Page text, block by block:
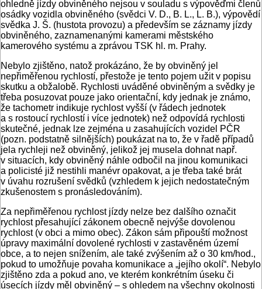
ohledně jízdy obviněného nejsou v souladu s výpověďmi členů
osádky vozidla obviněného (svědci V. D., B. L., L. B.), výpovědí
svědka J. Š. (hustota provozu) a především se záznamy jízdy
obviněného, zaznamenanými kamerami městského
kamerového systému a zprávou TSK hl. m. Prahy.
Nebylo zjištěno, natož prokázáno, že by obviněný jel
nepřiměřenou rychlostí, přestože je tento pojem užit v popisu
skutku a obžalobě. Rychlosti uváděné obviněným a svědky je
třeba posuzovat pouze jako orientační, kdy jednak je známo,
že tachometr indikuje rychlost vyšší (v řádech jednotek
a s rostoucí rychlostí i více jednotek) než odpovídá rychlosti
skutečné, jednak lze zejména u zasahujících vozidel PČR
(pozn. podstatně silnějších) poukázat na to, že v řadě případů
jela rychleji než obviněný, jelikož jej musela dohnat např.
v situacích, kdy obviněný náhle odbočil na jinou komunikaci
a policisté již nestihli manévr opakovat, a je třeba také brát
v úvahu rozrušení svědků (vzhledem k jejich nedostatečným
zkušenostem s pronásledováním).
Za nepřiměřenou rychlost jízdy nelze bez dalšího označit
rychlost přesahující zákonem obecně nejvýše dovolenou
rychlost (v obci a mimo obec). Zákon sám připouští možnost
úpravy maximální dovolené rychlosti v zastavěném území
obce, a to nejen snížením, ale také zvýšením až o 30 km/hod.,
pokud to umožňuje povaha komunikace a „jejího okolí“. Nebylo
zjištěno zda a pokud ano, ve kterém konkrétním úseku či
úsecích jízdy měl obviněný – s ohledem na všechny okolnosti